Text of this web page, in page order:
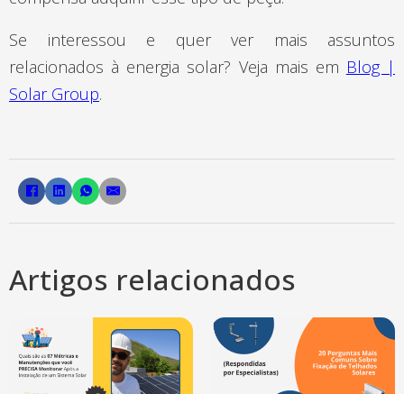
Se interessou e quer ver mais assuntos
relacionados à energia solar? Veja mais em Blog |
Solar Group.
Artigos relacionados